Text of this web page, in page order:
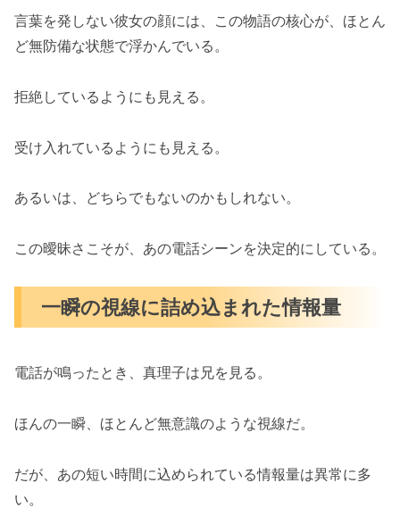
言葉を発しない彼女の顔には、この物語の核心が、ほとん
ど無防備な状態で浮かんでいる。
拒絶しているようにも見える。
受け入れているようにも見える。
あるいは、どちらでもないのかもしれない。
この曖昧さこそが、あの電話シーンを決定的にしている。
一瞬の視線に詰め込まれた情報量
電話が鳴ったとき、真理子は兄を見る。
ほんの一瞬、ほとんど無意識のような視線だ。
だが、あの短い時間に込められている情報量は異常に多
い。